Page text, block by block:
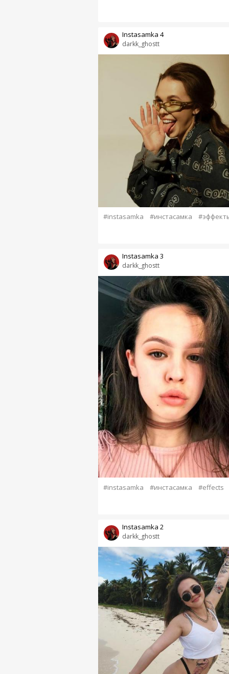
darkk_ghostt
Instasamka 4
#instasamka #инстасамка
darkk_ghostt
Instasamka 3
#instasamka #инстасамка #effects
darkk_ghostt
Instasamka 2